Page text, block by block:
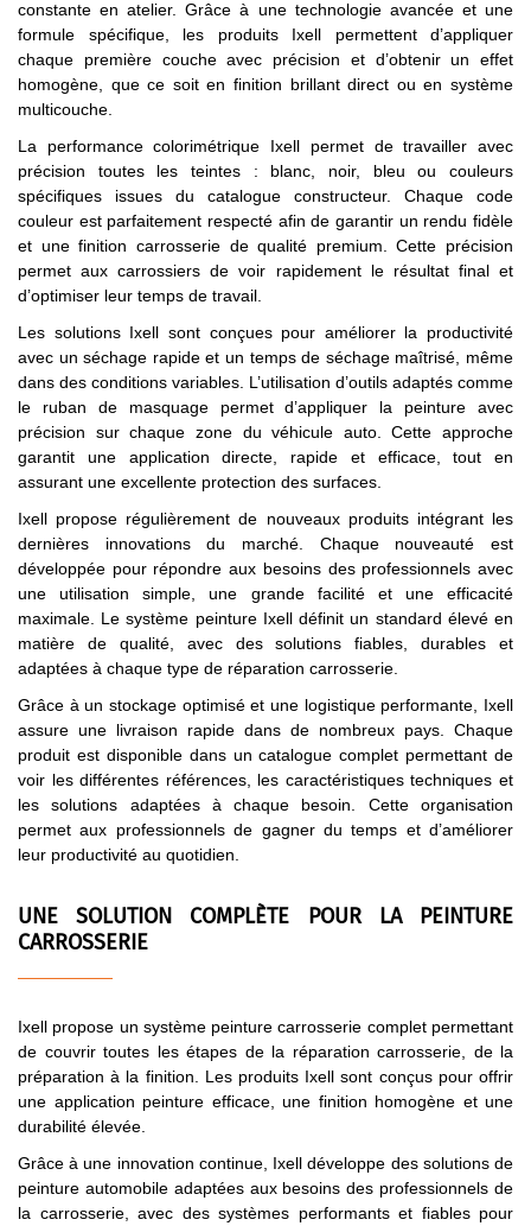
constante en atelier. Grâce à une technologie avancée et une
formule spécifique, les produits Ixell permettent d’appliquer
chaque première couche avec précision et d’obtenir un effet
homogène, que ce soit en finition brillant direct ou en système
multicouche.
La performance colorimétrique Ixell permet de travailler avec
précision toutes les teintes : blanc, noir, bleu ou couleurs
spécifiques issues du catalogue constructeur. Chaque code
couleur est parfaitement respecté afin de garantir un rendu fidèle
et une finition carrosserie de qualité premium. Cette précision
permet aux carrossiers de voir rapidement le résultat final et
d’optimiser leur temps de travail.
Les solutions Ixell sont conçues pour améliorer la productivité
avec un séchage rapide et un temps de séchage maîtrisé, même
dans des conditions variables. L’utilisation d’outils adaptés comme
le ruban de masquage permet d’appliquer la peinture avec
précision sur chaque zone du véhicule auto. Cette approche
garantit une application directe, rapide et efficace, tout en
assurant une excellente protection des surfaces.
Ixell propose régulièrement de nouveaux produits intégrant les
dernières innovations du marché. Chaque nouveauté est
développée pour répondre aux besoins des professionnels avec
une utilisation simple, une grande facilité et une efficacité
maximale. Le système peinture Ixell définit un standard élevé en
matière de qualité, avec des solutions fiables, durables et
adaptées à chaque type de réparation carrosserie.
Grâce à un stockage optimisé et une logistique performante, Ixell
assure une livraison rapide dans de nombreux pays. Chaque
produit est disponible dans un catalogue complet permettant de
voir les différentes références, les caractéristiques techniques et
les solutions adaptées à chaque besoin. Cette organisation
permet aux professionnels de gagner du temps et d’améliorer
leur productivité au quotidien.
UNE SOLUTION COMPLÈTE POUR LA PEINTURE
CARROSSERIE
Ixell propose un système peinture carrosserie complet permettant
de couvrir toutes les étapes de la réparation carrosserie, de la
préparation à la finition. Les produits Ixell sont conçus pour offrir
une application peinture efficace, une finition homogène et une
durabilité élevée.
Grâce à une innovation continue, Ixell développe des solutions de
peinture automobile adaptées aux besoins des professionnels de
la carrosserie, avec des systèmes performants et fiables pour